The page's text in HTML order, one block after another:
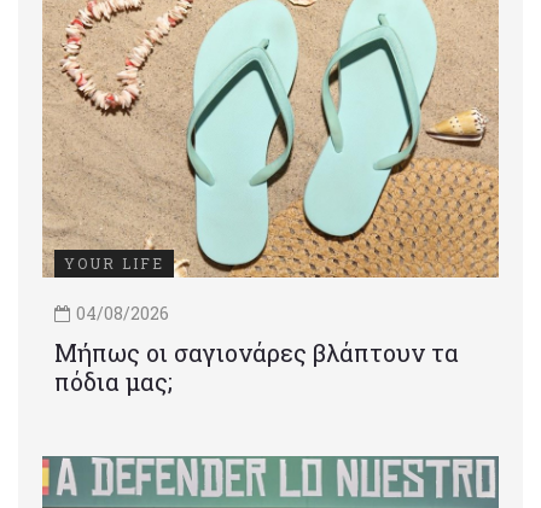
YOUR LIFE
04/08/2026
Μήπως οι σαγιονάρες βλάπτουν τα
πόδια μας;